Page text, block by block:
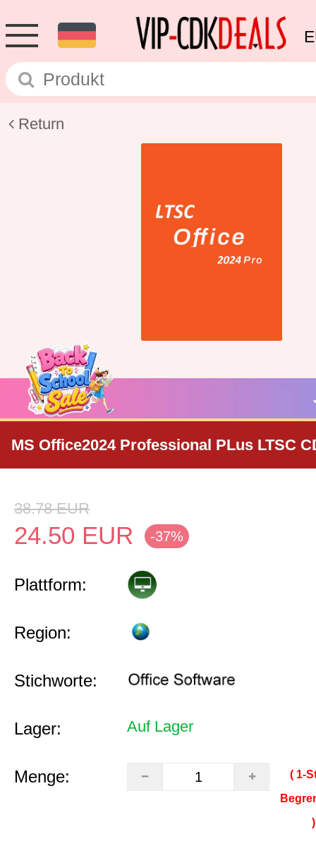
Return
MS Office2024 Professional PLus LTSC
38.78 EUR
24.50 EUR -37%
Plattform:
Region:
Stichworte:
Lager: Auf Lager
Menge:
(
)